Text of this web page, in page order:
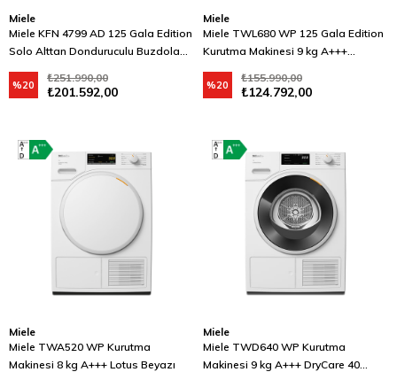
Miele
Miele KFN 4799 AD 125 Gala Edition
Solo Alttan Donduruculu Buzdolabı
A Enerji Sınıfı Çelik
₺201.592,00
₺251.990,00
%20
Miele
Miele TWL680 WP 125 Gala Edition
Kurutma Makinesi 9 kg A+++
DryCare40, SteamFinish Lotus
Beyazı
₺124.792,00
₺155.990,00
%20
Miele
Miele TWA520 WP Kurutma
Makinesi 8 kg A+++ Lotus Beyazı
Miele
Miele TWD640 WP Kurutma
Makinesi 9 kg A+++ DryCare 40